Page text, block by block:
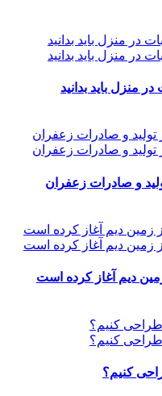
منزل باید بدانید
و صادرات زعفران
دیم آغاز کرده است
کنیم؟